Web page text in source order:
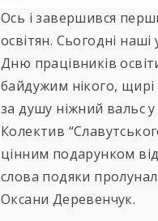
Ось і завершився
освітян. Сьогодні
Дню працівників
байдужим нікого, щирі
за душу ніжний вальс
Колектив
цінним подарунком
слова подяки
Оксани Деревенчук.